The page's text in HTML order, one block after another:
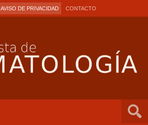
AVISO DE PRIVACIDAD CONTACTO